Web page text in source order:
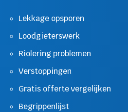
Lekkage opsporen
Loodgieterswerk
Riolering problemen
Verstoppingen
Gratis offerte vergelijken
Begrippenlijst